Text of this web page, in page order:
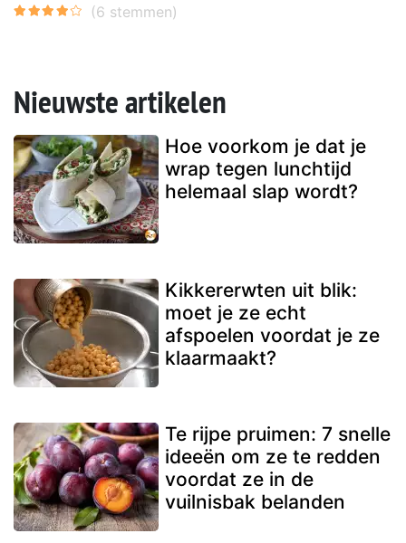
Nieuwste artikelen
Hoe voorkom je dat je
wrap tegen lunchtijd
helemaal slap wordt?
Kikkererwten uit blik:
moet je ze echt
afspoelen voordat je ze
klaarmaakt?
Te rijpe pruimen: 7 snelle
ideeën om ze te redden
voordat ze in de
vuilnisbak belanden